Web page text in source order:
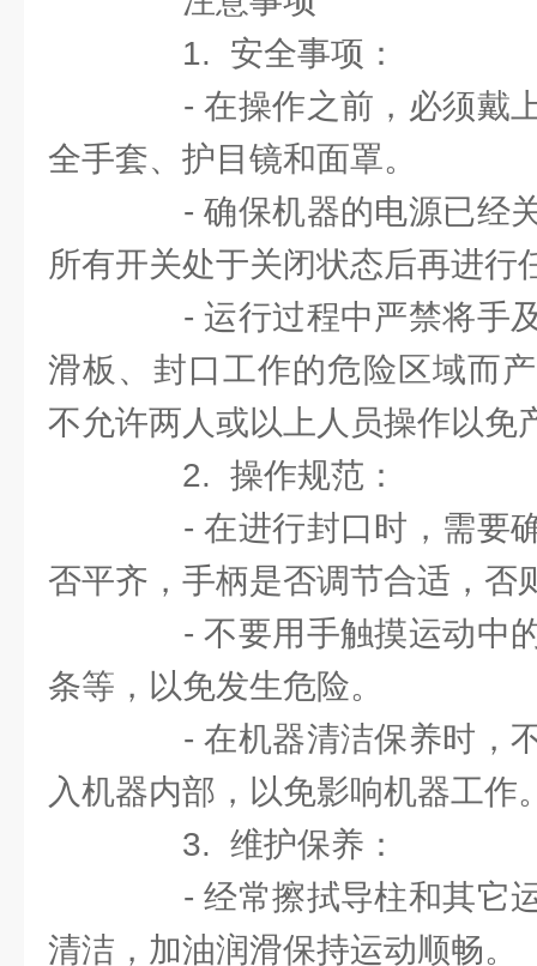
1. 安全事项：
- 在操作之前，必须戴上
全手套、护目镜和面罩。
- 确保机器的电源已经关
所有开关处于关闭状态后再进行
- 运行过程中严禁将手及
滑板、封口工作的危险区域而
不允许两人或以上人员操作以免
2. 操作规范：
- 在进行封口时，需要确
否平齐，手柄是否调节合适，否
- 不要用手触摸运动中的
条等，以免发生危险。
- 在机器清洁保养时，不
入机器内部，以免影响机器工作
3. 维护保养：
- 经常擦拭导柱和其它运
清洁，加油润滑保持运动顺畅。